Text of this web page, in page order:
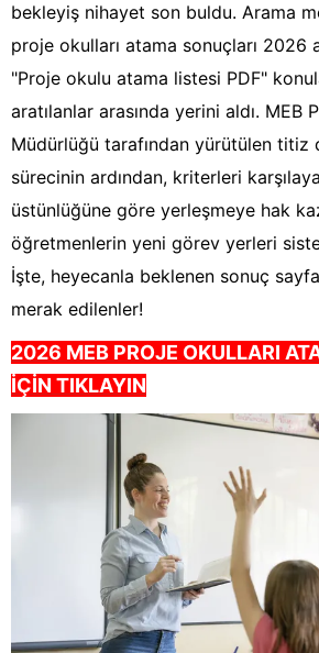
bekleyiş nihayet son buldu. Arama
proje okulları atama sonuçları 2026
"Proje okulu atama listesi PDF"
aratılanlar arasında yerini aldı. MEB
Müdürlüğü tarafından yürütülen titiz
sürecinin ardından, kriterleri
üstünlüğüne göre yerleşmeye hak
öğretmenlerin yeni görev yerleri
İşte, heyecanla beklenen sonuç
merak edilenler!
2026 MEB PROJE OKULLARI
İÇİN TIKLAYIN